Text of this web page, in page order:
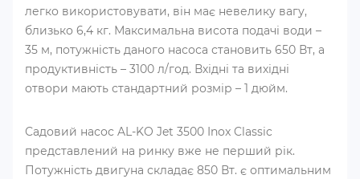
легко використовувати, він має невелику вагу,
близько 6,4 кг. Максимальна висота подачі води –
35 м, потужність даного насоса становить 650 Вт, а
продуктивність – 3100 л/год. Вхідні та вихідні
отвори мають стандартний розмір – 1 дюйм.
Садовий насос AL-KO Jet 3500 Inox Classic
представлений на ринку вже не перший рік.
Потужність двигуна складає 850 Вт. є оптимальним